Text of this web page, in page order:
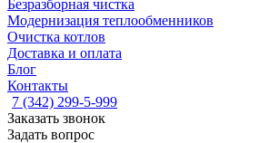
Безразборная чистка
Модернизация теплообменников
Очистка котлов
Доставка и оплата
Блог
Контакты
7 (342) 299-5-999
Заказать звонок
Задать вопрос